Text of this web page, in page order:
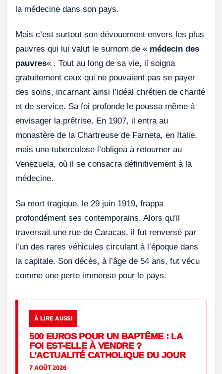
la médecine dans son pays.
Mais c’est surtout son dévouement envers les plus
pauvres qui lui valut le surnom de « médecin des
pauvres« . Tout au long de sa vie, il soigna
gratuitement ceux qui ne pouvaient pas se payer
des soins, incarnant ainsi l’idéal chrétien de charité
et de service. Sa foi profonde le poussa même à
envisager la prêtrise. En 1907, il entra au
monastère de la Chartreuse de Farneta, en Italie,
mais une tuberculose l’obligea à retourner au
Venezuela, où il se consacra définitivement à la
médecine.
Sa mort tragique, le 29 juin 1919, frappa
profondément ses contemporains. Alors qu’il
traversait une rue de Caracas, il fut renversé par
l’un des rares véhicules circulant à l’époque dans
la capitale. Son décès, à l’âge de 54 ans, fut vécu
comme une perte immense pour le pays.
À LIRE AUSSI
500 EUROS POUR UN BAPTÊME : LA
FOI EST-ELLE À VENDRE ?
L’ACTUALITÉ CATHOLIQUE DU JOUR
7 AOÛT 2026